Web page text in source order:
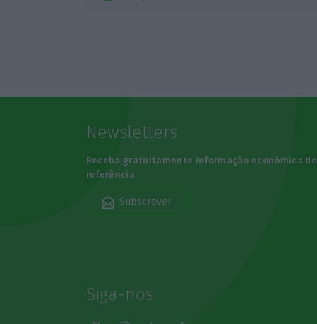
Newsletters
Receba gratuitamente informação económica de
referência
Subscrever
Siga-nos